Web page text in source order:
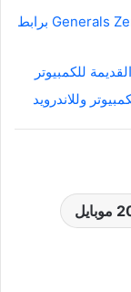
تحميل لعبة جنرال القديمة كاملة Generals Zero Hour برابط